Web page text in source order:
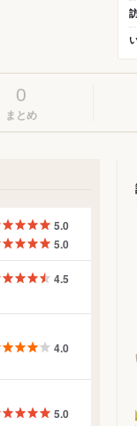
0
まとめ
5.0
5.0
4.5
4.0
5.0